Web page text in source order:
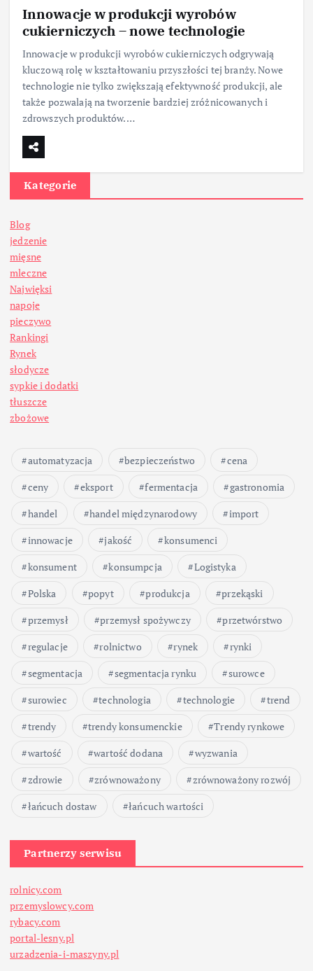
Innowacje w produkcji wyrobów
cukierniczych – nowe technologie
Innowacje w produkcji wyrobów cukierniczych odgrywają
kluczową rolę w kształtowaniu przyszłości tej branży. Nowe
technologie nie tylko zwiększają efektywność produkcji, ale
także pozwalają na tworzenie bardziej zróżnicowanych i
zdrowszych produktów.…
Kategorie
Blog
jedzenie
mięsne
mleczne
Najwięksi
napoje
pieczywo
Rankingi
Rynek
słodycze
sypkie i dodatki
tłuszcze
zbożowe
automatyzacja bezpieczeństwo
cena
ceny
eksport fermentacja
gastronomia
handel
handel międzynarodowy
import
innowacje
jakość
konsumenci
konsument
konsumpcja
Logistyka
Polska
popyt produkcja
przekąski
przemysł
przemysł spożywczy
przetwórstwo
regulacje
rolnictwo rynek
rynki
segmentacja
segmentacja rynku
surowce
surowiec
technologia technologie
trend
trendy
trendy konsumenckie
Trendy rynkowe
wartość
wartość dodana
wyzwania
zdrowie
zrównoważony
zrównoważony rozwój
łańcuch dostaw
łańcuch wartości
Partnerzy serwisu
rolnicy.com
przemyslowcy.com
rybacy.com
portal-lesny.pl
urzadzenia-i-maszyny.pl